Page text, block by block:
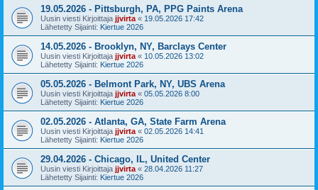
19.05.2026 - Pittsburgh, PA, PPG Paints Arena
Uusin viesti Kirjoittaja jjvirta « 19.05.2026 17:42
Lähetetty Sijainti: Kiertue 2026
14.05.2026 - Brooklyn, NY, Barclays Center
Uusin viesti Kirjoittaja jjvirta « 10.05.2026 13:02
Lähetetty Sijainti: Kiertue 2026
05.05.2026 - Belmont Park, NY, UBS Arena
Uusin viesti Kirjoittaja jjvirta « 05.05.2026 8:00
Lähetetty Sijainti: Kiertue 2026
02.05.2026 - Atlanta, GA, State Farm Arena
Uusin viesti Kirjoittaja jjvirta « 02.05.2026 14:41
Lähetetty Sijainti: Kiertue 2026
29.04.2026 - Chicago, IL, United Center
Uusin viesti Kirjoittaja jjvirta « 28.04.2026 11:27
Lähetetty Sijainti: Kiertue 2026